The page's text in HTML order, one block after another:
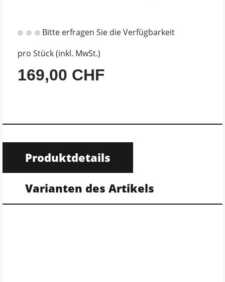
Bitte erfragen Sie die Verfügbarkeit
pro Stück (inkl. MwSt.)
169,00 CHF
Produktdetails
Varianten des Artikels